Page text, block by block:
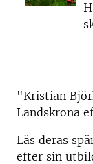
"Kristian
Landskrona
Läs deras
efter sin